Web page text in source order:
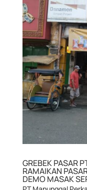
GREBEK PASAR
RAMAIKAN
DEMO MASAK